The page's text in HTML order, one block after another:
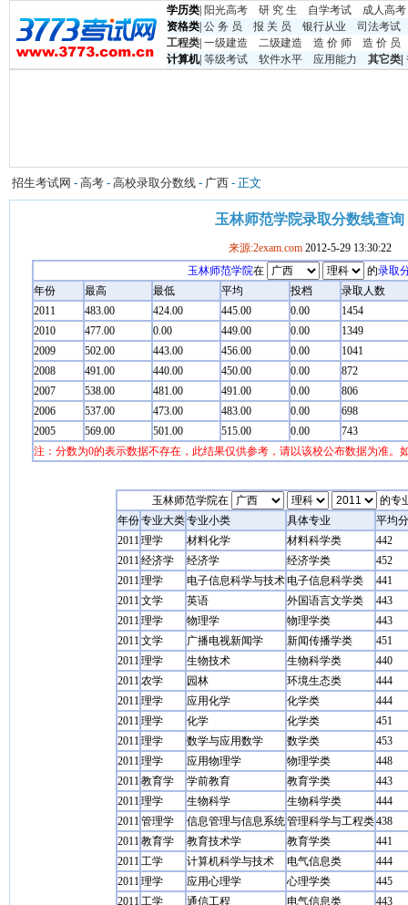
学历类 阳光高考 研 究 生 自学考试
成人高考
资格类 公 务 员 报 关 员 银行从业
司法考试
工程类 一级建造 二级建造 造 价 师
造 价 员
计算机| 等级考试 软件水平 应用能力 其它类
招生考试网 - 高考 - 高校录取分数线 - 广西 - 正文
玉林师范学院录取分数线查询
来源:2exam.com 2012-5-29 13:30:22
玉林师范学院在 的录取
年份
最高 最低 平均 投档
录取人数
2011
483.00 424.00 445.00 0.00
1454
2010
477.00 0.00 449.00 0.00
1349
2009
502.00 443.00 456.00 0.00
1041
2008
491.00 440.00 450.00 0.00
872
2007
538.00 481.00 491.00 0.00
806
2006
537.00 473.00 483.00 0.00
698
2005
569.00 501.00 515.00 0.00
743
注：分数为0的表示数据不存在，此结果仅供参考，请以该校公布数据为准。
玉林师范学院在
的专
年份专业大类专业小类 具体专业
平均分
2011理学 材料化学 材料科学类
442
2011经济学 经济学 经济学类
452
2011理学 电子信息科学与技术电子信息科学类
441
2011文学 英语 外国语言文学类
443
2011理学 物理学 物理学类
443
2011文学 广播电视新闻学 新闻传播学类
451
2011理学 生物技术 生物科学类
440
2011农学 园林 环境生态类
444
2011理学 应用化学 化学类
444
2011理学 化学 化学类
451
2011理学 数学与应用数学 数学类
453
2011理学 应用物理学 物理学类
448
2011教育学 学前教育 教育学类
443
2011理学 生物科学 生物科学类
444
2011管理学 信息管理与信息系统管理科学与工程类438
2011教育学 教育技术学 教育学类
441
2011工学 计算机科学与技术 电气信息类
444
2011理学 应用心理学 心理学类
445
2011工学 通信工程 电气信息类
443